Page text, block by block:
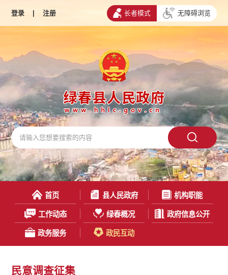
登录 | 注册 长者模式 无障碍浏览
首页 县人民政府 机构职能
工作动态 绿春概况 政府信息公开
政务服务 政民互动
民意调查征集